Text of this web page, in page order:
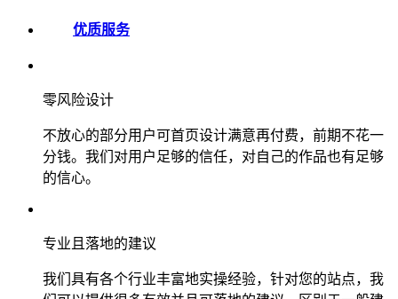
优质服务
零风险设计
不放心的部分用户可首页设计满意再付费，前期不花一
分钱。我们对用户足够的信任，对自己的作品也有足够
的信心。
专业且落地的建议
我们具有各个行业丰富地实操经验，针对您的站点，我